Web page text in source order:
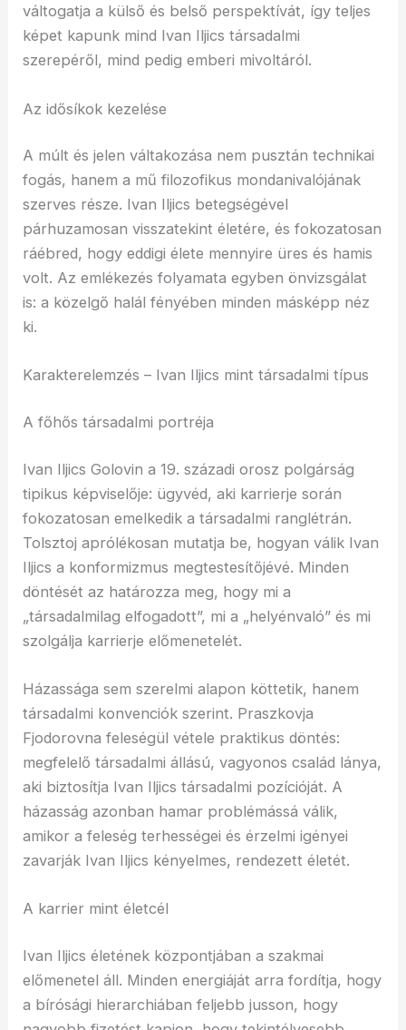
váltogatja a külső és belső perspektívát, így teljes
képet kapunk mind Ivan Iljics társadalmi
szerepéről, mind pedig emberi mivoltáról.
Az idősíkok kezelése
A múlt és jelen váltakozása nem pusztán technikai
fogás, hanem a mű filozofikus mondanivalójának
szerves része. Ivan Iljics betegségével
párhuzamosan visszatekint életére, és fokozatosan
ráébred, hogy eddigi élete mennyire üres és hamis
volt. Az emlékezés folyamata egyben önvizsgálat
is: a közelgő halál fényében minden másképp néz
ki.
Karakterelemzés – Ivan Iljics mint társadalmi típus
A főhős társadalmi portréja
Ivan Iljics Golovin a 19. századi orosz polgárság
tipikus képviselője: ügyvéd, aki karrierje során
fokozatosan emelkedik a társadalmi ranglétrán.
Tolsztoj aprólékosan mutatja be, hogyan válik Ivan
Iljics a konformizmus megtestesítőjévé. Minden
döntését az határozza meg, hogy mi a
„társadalmilag elfogadott”, mi a „helyénvaló” és mi
szolgálja karrierje előmenetelét.
Házassága sem szerelmi alapon köttetik, hanem
társadalmi konvenciók szerint. Praszkovja
Fjodorovna feleségül vétele praktikus döntés:
megfelelő társadalmi állású, vagyonos család lánya,
aki biztosítja Ivan Iljics társadalmi pozícióját. A
házasság azonban hamar problémássá válik,
amikor a feleség terhességei és érzelmi igényei
zavarják Ivan Iljics kényelmes, rendezett életét.
A karrier mint életcél
Ivan Iljics életének központjában a szakmai
előmenetel áll. Minden energiáját arra fordítja, hogy
a bírósági hierarchiában feljebb jusson, hogy